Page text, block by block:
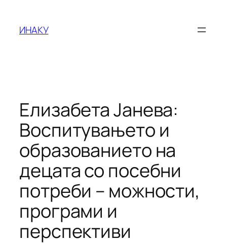
содржината
ИНАКУ
Елизабета Јанева:
Воспитувањето и
образованието на
децата со посебни
потреби – можности,
програми и
перспективи